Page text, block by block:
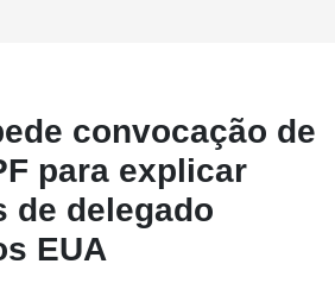
convocação de
para explicar
de delegado
EUA